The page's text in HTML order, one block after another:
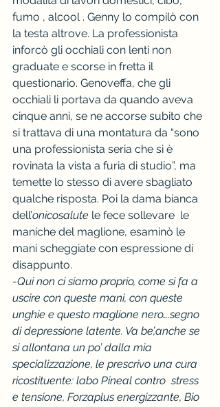
fumo , alcool . Genny lo compilò con
la testa altrove. La professionista
inforcò gli occhiali con lenti non
graduate e scorse in fretta il
questionario. Genoveffa, che gli
occhiali li portava da quando aveva
cinque anni, se ne accorse subito che
si trattava di una montatura da “sono
una professionista seria che si è
rovinata la vista a furia di studio”, ma
temette lo stesso di avere sbagliato
qualche risposta. Poi la dama bianca
dell’onicosalute le fece sollevare  le
maniche del maglione, esaminò le
mani scheggiate con espressione di
disappunto.
-Qui non ci siamo proprio, come si fa a
uscire con queste mani, con queste
unghie e questo maglione nero….segno
di depressione latente. Va be’,anche se
si allontana un po’ dalla mia
specializzazione, le prescrivo una cura
ricostituente: labo Pineal contro  stress
e tensione, Forzaplus energizzante, Bio